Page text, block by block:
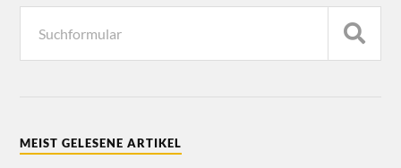
MEIST GELESENE ARTIKEL